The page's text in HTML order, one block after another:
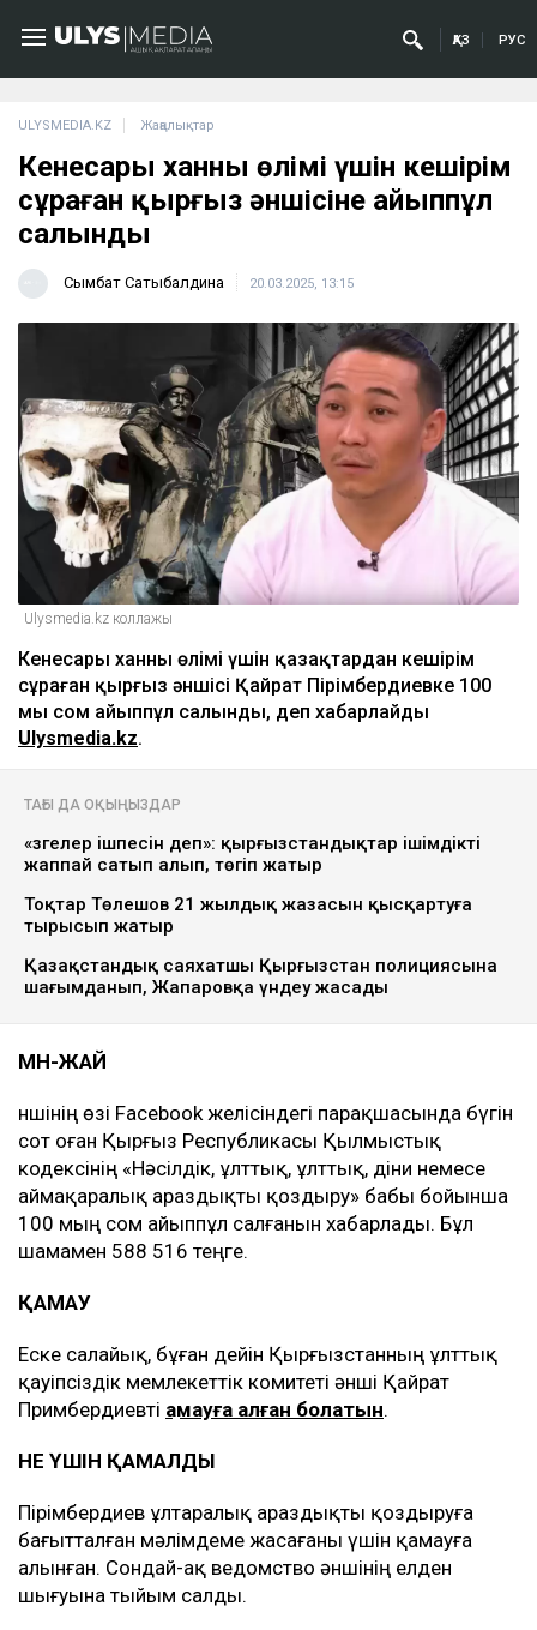
ҚАЗ РУС
ULYSMEDIA.KZ Жаңалықтар
Кенесары ханның өлімі үшін кешірім
сұраған қырғыз әншісіне айыппұл
салынды
Сымбат Сатыбалдина 20.03.2025, 13:15
Ulysmedia.kz коллажы
Кенесары ханның өлімі үшін қазақтардан кешірім
сұраған қырғыз әншісі Қайрат Пірімбердиевке 100
мың сом айыппұл салынды, деп хабарлайды
Ulysmedia.kz.
ТАҒЫ ДА ОҚЫҢЫЗДАР
«Өзгелер ішпесін деп»: қырғызстандықтар ішімдікті
жаппай сатып алып, төгіп жатыр
Тоқтар Төлешов 21 жылдық жазасын қысқартуға
тырысып жатыр
Қазақстандық саяхатшы Қырғызстан полициясына
шағымданып, Жапаровқа үндеу жасады
МӘН-ЖАЙ
Әншінің өзі Facebook желісіндегі парақшасында бүгін
сот оған Қырғыз Республикасы Қылмыстық
кодексінің «Нәсілдік, ұлттық, ұлттық, діни немесе
аймақаралық араздықты қоздыру» бабы бойынша
100 мың сом айыппұл салғанын хабарлады. Бұл
шамамен 588 516 теңге.
ҚАМАУ
Еске салайық, бұған дейін Қырғызстанның ұлттық
қауіпсіздік мемлекеттік комитеті әнші Қайрат
Примбердиевті қамауға алған болатын.
НЕ ҮШІН ҚАМАЛДЫ
Пірімбердиев ұлтаралық араздықты қоздыруға
бағытталған мәлімдеме жасағаны үшін қамауға
алынған. Сондай-ақ ведомство әншінің елден
шығуына тыйым салды.